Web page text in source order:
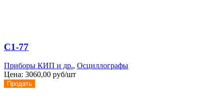
С1-77
Приборы КИП и др., Осциллографы
Цена: 3060,00 руб/шт
Продать